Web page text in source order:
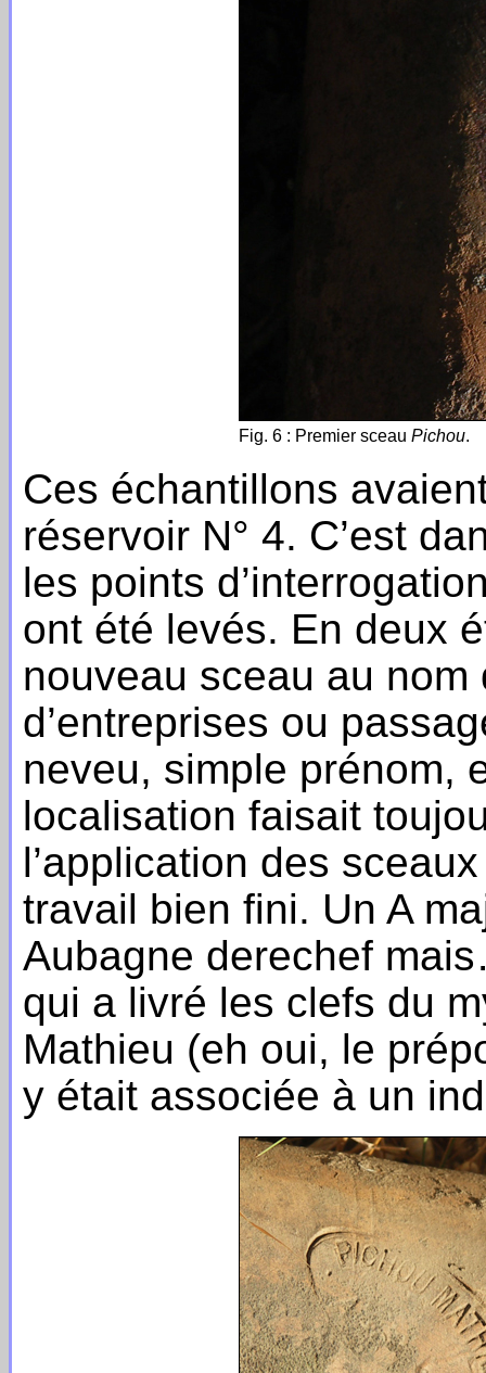
Fig. 6 : Premier sceau Pichou.
Ces échantillons
réservoir N° 4. C’est
les points
ont été levés. En deux
nouveau sceau au
d’entreprises ou
neveu, simple prénom,
localisation faisait
l’application des
travail bien fini. Un A
Aubagne derechef
qui a livré les clefs du
Mathieu (eh oui, le
y était associée à un